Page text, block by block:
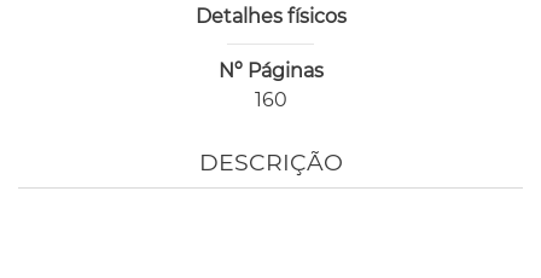
Detalhes físicos
Nº Páginas
160
DESCRIÇÃO